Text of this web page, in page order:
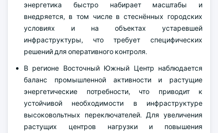
энергетика быстро набирает масштабы и
внедряется, в том числе в стеснённых городских
условиях и на объектах устаревшей
инфраструктуры, что требует специфических
решений для оперативного контроля.
В регионе Восточный Южный Центр наблюдается
баланс промышленной активности и растущие
энергетические потребности, что приводит к
устойчивой необходимости в инфраструктуре
высоковольтных переключателей. Для увеличения
растущих центров нагрузки и повышения